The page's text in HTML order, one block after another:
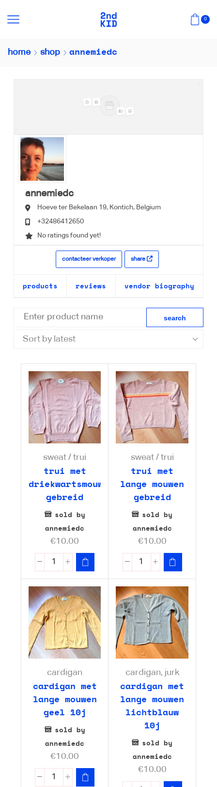
0
home shop annemiedc
annemiedc
Hoeve ter Bekelaan 19, Kontich, Belgium
+32486412650
No ratings found yet!
share
contacteer verkoper
products reviews vendor biography
sweat / trui
trui met
driekwartsmouwen
gebreid
sold by
annemiedc
€10.00
sweat / trui
trui met
lange mouwen
gebreid
sold by
annemiedc
€10.00
cardigan
cardigan met
lange mouwen
geel 10j
sold by
annemiedc
€10.00
cardigan, jurk
cardigan met
lange mouwen
lichtblauw
10j
sold by
annemiedc
€10.00